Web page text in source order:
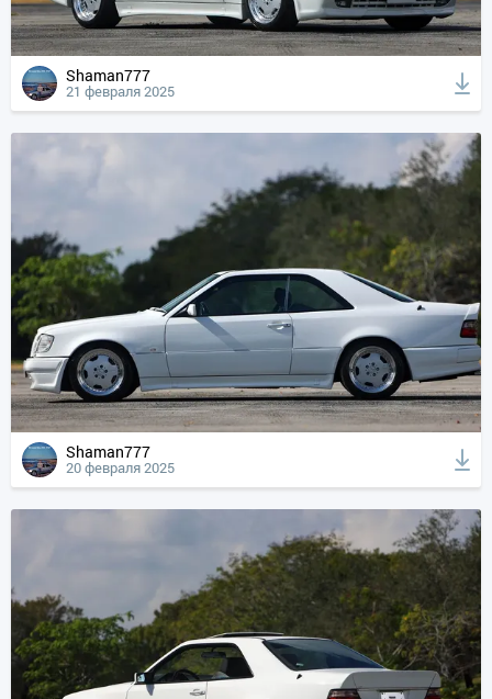
Shaman777
21 февраля 2025
Shaman777
20 февраля 2025